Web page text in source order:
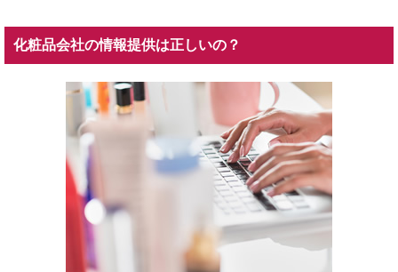
化粧品会社の情報提供は正しいの？